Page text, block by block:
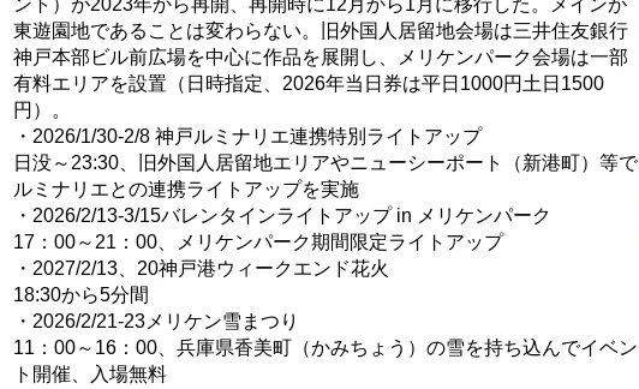
ント）が2023年から再開、再開時に12月から1月に移行した。メインが
東遊園地であることは変わらない。旧外国人居留地会場は三井住友銀行
神戸本部ビル前広場を中心に作品を展開し、メリケンパーク会場は一部
有料エリアを設置（日時指定、2026年当日券は平日1000円土日1500
円）。
・2026/1/30-2/8 神戸ルミナリエ連携特別ライトアップ
日没～23:30、旧外国人居留地エリアやニューシーポート（新港町）等で
ルミナリエとの連携ライトアップを実施
・2026/2/13-3/15バレンタインライトアップ in メリケンパーク
17：00～21：00、メリケンパーク期間限定ライトアップ
・2027/2/13、20神戸港ウィークエンド花火
18:30から5分間
・2026/2/21-23メリケン雪まつり
11：00～16：00、兵庫県香美町（かみちょう）の雪を持ち込んでイベン
ト開催、入場無料